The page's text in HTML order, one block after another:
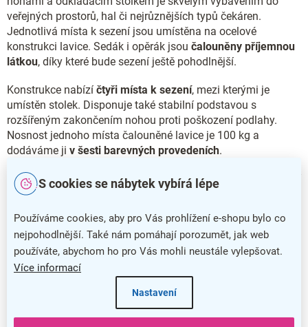
S cookies se nábytek vybírá lépe
Používáme cookies, aby pro Vás prohlížení e-shopu bylo co
nejpohodlnější. Také nám pomáhají porozumět, jak web
používáte, abychom ho pro Vás mohli neustále vylepšovat.
Více informací
Nastavení
veřejných prostorů, hal či nejrůznějších typů čekáren.
Jednotlivá místa k sezení jsou umístěna na ocelové
konstrukci lavice. Sedák i opěrák jsou čalouněny příjemnou
látkou, díky které bude sezení ještě pohodlnější.
Konstrukce nabízí čtyři místa k sezení, mezi kterými je
umístěn stolek. Disponuje také stabilní podstavou s
rozšířeným zakončením nohou proti poškození podlahy.
Nosnost jednoho místa čalouněné lavice je 100 kg a
dodáváme ji v šesti barevných provedeních.
Čalouněnou lavici SMART se stolkem a čtyřmi místy k sezení
dodáváme také
v provedení s chromovanými nohami
Hlavní přednosti čalouněné lavice SMART
Čalouněná lavice SMART nabízí široké spektrum využití
Stabilní konstrukce poskytuje čtyři místa k sezení a stolek
Pohodlí a příjemný vzhled zajistí čalounění látkou
Nosnost jednoho místa je 100 kg